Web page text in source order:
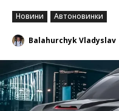
Новини Автоновинки
Balahurchyk Vladyslav